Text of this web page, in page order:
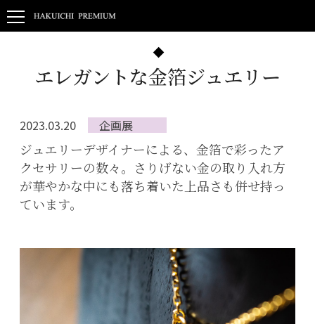
エレガントな金箔ジュエリー
2023.03.20 企画展
ジュエリーデザイナーによる、金箔で彩ったア
クセサリーの数々。さりげない金の取り入れ方
が華やかな中にも落ち着いた上品さも併せ持っ
ています。